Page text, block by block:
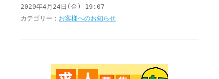
2020年4月24日(金) 19:07
カテゴリー： お客様へのお知らせ